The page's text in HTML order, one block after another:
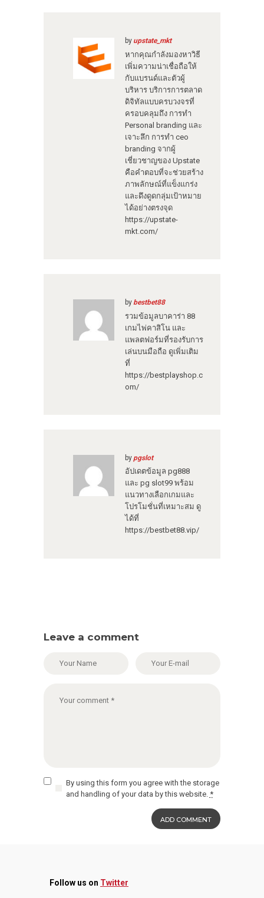
by upstate_mkt
หากคุณกำลังมองหาวิธี
เพิ่มความน่าเชื่อถือให้
กับแบรนด์และตัวผู้
บริหาร บริการการตลาด
ดิจิทัลแบบครบวงจรที่
ครอบคลุมถึง การทำ
Personal branding และ
เจาะลึก การทำ ceo
branding จากผู้
เชี่ยวชาญของ Upstate
คือคำตอบที่จะช่วยสร้าง
ภาพลักษณ์ที่แข็งแกร่ง
และดึงดูดกลุ่มเป้าหมาย
ได้อย่างตรงจุด
https://upstate-
mkt.com/
bybestbet88
รวมข้อมูลบาคาร่า 88
เกมไพ่คาสิโน และ
แพลตฟอร์มที่รองรับการ
เล่นบนมือถือ ดูเพิ่มเติม
ที่
https://bestplayshop.c
om/
bypgslot
อัปเดตข้อมูล pg888
และ pg slot99 พร้อม
แนวทางเลือกเกมและ
โปรโมชั่นที่เหมาะสม ดู
ได้ที่
https://bestbet88.vip/
Leave a comment
By using this form you agree with the storage
and handling of your data by this website. *
Follow us on Twitter